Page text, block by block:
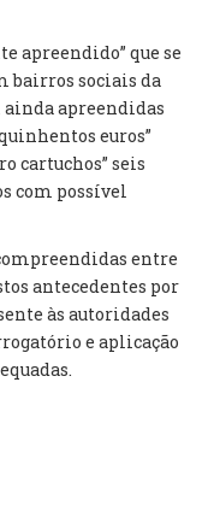
apreendido” que se
bairros sociais da
ainda apreendidas
euros”
cartuchos” seis
com possível
entre
antecedentes por
às autoridades
e aplicação